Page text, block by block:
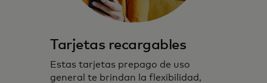
Tarjetas recargables
Estas tarjetas prepago de uso
general te brindan la flexibilidad,